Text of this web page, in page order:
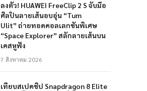
ลงตัว! HUAWEI FreeClip 2 S จับมือ
ศิลปินลายเส้นอบอุ่น “Tum
Ulit” ถ่ายทอดคอลเลกชันพิเศษ
“Space Explorer” สลักลายเส้นบน
เคสหูฟัง
7 สิงหาคม 2026
เทียบสเปคชิป Snapdragon 8 Elite